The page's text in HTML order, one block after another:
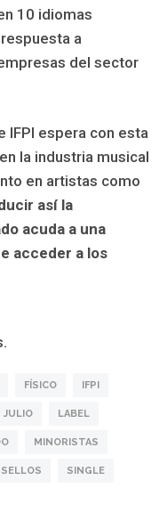
10 idiomas
a
del sector
IFPI espera con esta
la industria musical
en artistas como
así la
acuda a una
acceder a los
FÍSICO IFPI
JULIO LABEL
MINORISTAS
SELLOS SINGLE